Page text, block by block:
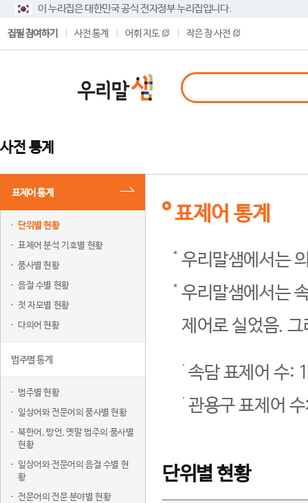
이 누리집은 대한민국 공식 전자정부 누리집입니다.
집필 참여하기 사전 통계 어휘 지도 작은 창 사전
사전 통계
표제어 통계
단위별 현황
표제어 분석 기호별 현황
품사별 현황
음절 수별 현황
첫 자모별 현황
다의어 현황
범주별 통계
범주별 현황
일상어와 전문어의 품사별 현황
북한어, 방언, 옛말 범주의 품사별
현황
일상어와 전문어의 음절 수별 현
황
전문어의 전문 분야별 현황
표제어 통계
우리말샘에서는
우리말샘에서는
제어로 실었음.
속담 표제어 수:
관용구 표제어
단위별 현황